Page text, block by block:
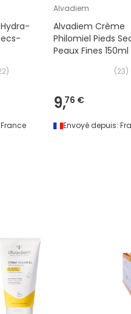
)
France
Alvadiem
Alvadiem Crème
Philomiel Pieds
Peaux Fines 150ml
(23)
9,76 €
Envoyé depuis: